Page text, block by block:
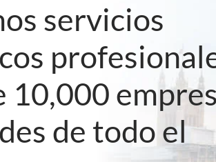
servicios
10,000
de todo el